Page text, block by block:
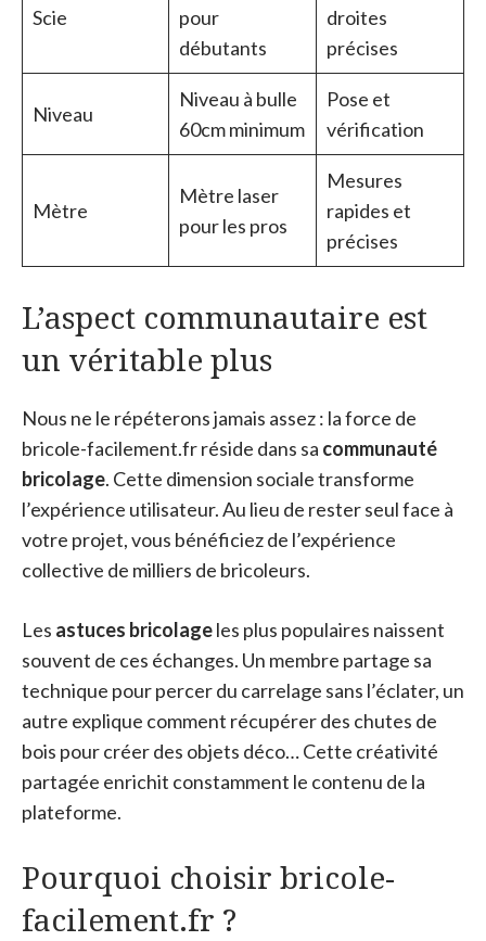
Scie
pour
débutants
droites
précises
Niveau
Niveau à bulle
60cm minimum
Pose et
vérification
Mètre
Mètre laser
pour les pros
Mesures
rapides et
précises
L’aspect communautaire est
un véritable plus
Nous ne le répéterons jamais assez : la force de
bricole-facilement.fr réside dans sa communauté
bricolage. Cette dimension sociale transforme
l’expérience utilisateur. Au lieu de rester seul face à
votre projet, vous bénéficiez de l’expérience
collective de milliers de bricoleurs.
Les astuces bricolageles plus populaires naissent
souvent de ces échanges. Un membre partage sa
technique pour percer du carrelage sans l’éclater, un
autre explique comment récupérer des chutes de
bois pour créer des objets déco… Cette créativité
partagée enrichit constamment le contenu de la
plateforme.
Pourquoi choisir bricole-
facilement.fr ?